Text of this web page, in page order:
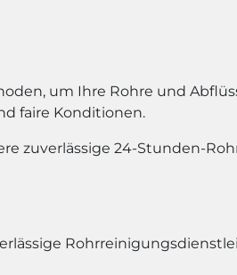
um Ihre Rohre und
faire Konditionen.
zuverlässige 24-Stunden-